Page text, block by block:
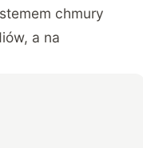
chmury
a na